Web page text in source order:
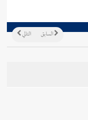
التالي السابق